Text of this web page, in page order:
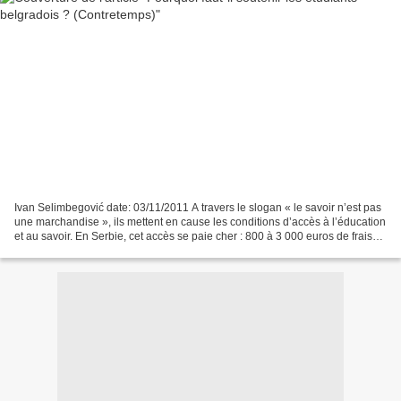
Ivan Selimbegović date: 03/11/2011 A travers le slogan « le savoir n’est pas
une marchandise », ils mettent en cause les conditions d’accès à l’éducation
et au savoir. En Serbie, cet accès se paie cher : 800 à 3 000 euros de frais